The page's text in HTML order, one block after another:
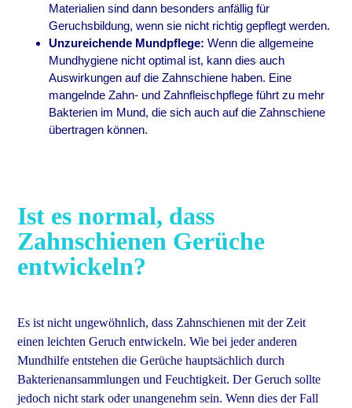
Materialien sind dann besonders anfällig für
Geruchsbildung, wenn sie nicht richtig gepflegt werden.
Unzureichende Mundpflege: Wenn die allgemeine
Mundhygiene nicht optimal ist, kann dies auch
Auswirkungen auf die Zahnschiene haben. Eine
mangelnde Zahn- und Zahnfleischpflege führt zu mehr
Bakterien im Mund, die sich auch auf die Zahnschiene
übertragen können.
Ist es normal, dass
Zahnschienen Gerüche
entwickeln?
Es ist nicht ungewöhnlich, dass Zahnschienen mit der Zeit
einen leichten Geruch entwickeln. Wie bei jeder anderen
Mundhilfe entstehen die Gerüche hauptsächlich durch
Bakterienansammlungen und Feuchtigkeit. Der Geruch sollte
jedoch nicht stark oder unangenehm sein. Wenn dies der Fall